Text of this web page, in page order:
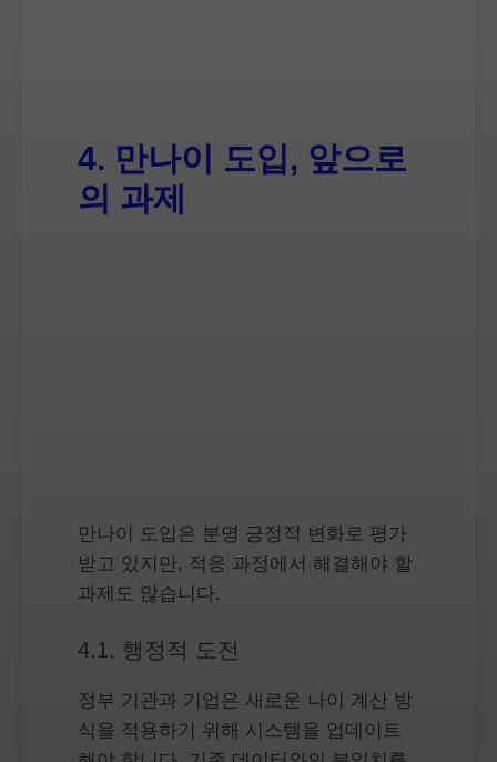
4. 만나이 도입, 앞으로
의 과제
만나이 도입은 분명 긍정적 변화로 평가
받고 있지만, 적응 과정에서 해결해야 할
과제도 많습니다.
4.1. 행정적 도전
정부 기관과 기업은 새로운 나이 계산 방
식을 적용하기 위해 시스템을 업데이트